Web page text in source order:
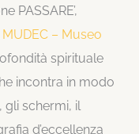
PASSARE’,
MUDEC – Museo
spirituale
incontra in modo
gli schermi, il
d’eccellenza